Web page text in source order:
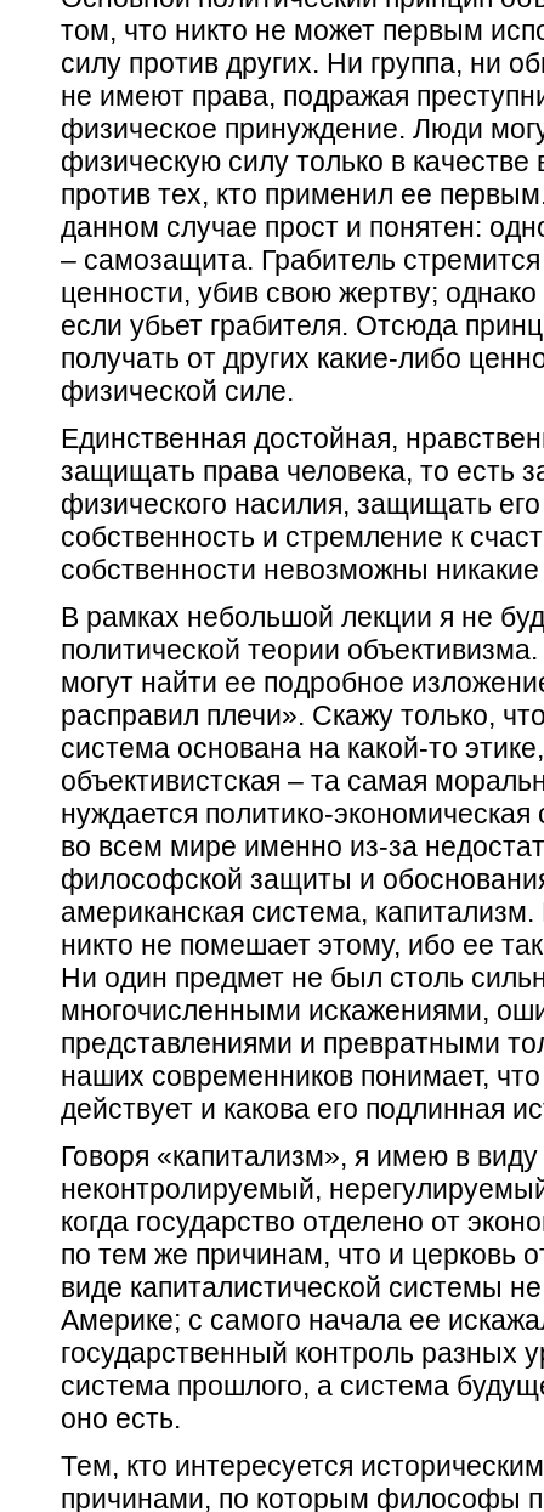
том, что никто не может первым
силу против других. Ни группа, ни
не имеют права, подражая
физическое принуждение. Люди
физическую силу только в
против тех, кто применил ее
данном случае прост и понятен:
– самозащита. Грабитель стремится
ценности, убив свою жертву; однако
если убьет грабителя. Отсюда
получать от других какие-либо
физической силе.
Единственная достойная,
защищать права человека, то есть
физического насилия, защищать
собственность и стремление к
собственности невозможны
В рамках небольшой лекции я не
политической теории объективизма.
могут найти ее подробное
расправил плечи». Скажу только,
система основана на какой-то
объективистская – та самая
нуждается политико-
во всем мире именно из-за
философской защиты и
американская система, капитализм.
никто не помешает этому, ибо ее
Ни один предмет не был столь
многочисленными искажениями,
представлениями и превратными
наших современников понимает,
действует и какова его подлинная
Говоря «капитализм», я имею в
неконтролируемый,
когда государство отделено от
по тем же причинам, что и церковь
виде капиталистической системы
Америке; с самого начала ее
государственный контроль разных
система прошлого, а система
оно есть.
Тем, кто интересуется
причинами, по которым философы